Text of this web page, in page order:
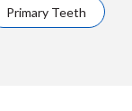
Primary Teeth